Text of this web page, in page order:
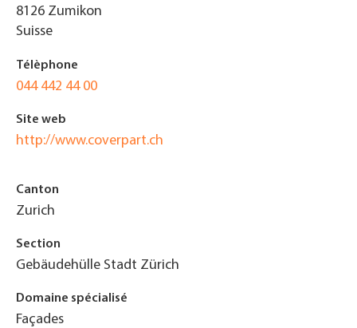
8126 Zumikon
Suisse
Télèphone
044 442 44 00
Site web
http://www.coverpart.ch
Canton
Zurich
Section
Gebäudehülle Stadt Zürich
Domaine spécialisé
Façades